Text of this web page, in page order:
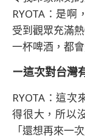
RYOTA：是啊
受到觀眾充滿
一杯啤酒，都
ー這次對台灣
RYOTA：這次
得很大，所以
「還想再來一